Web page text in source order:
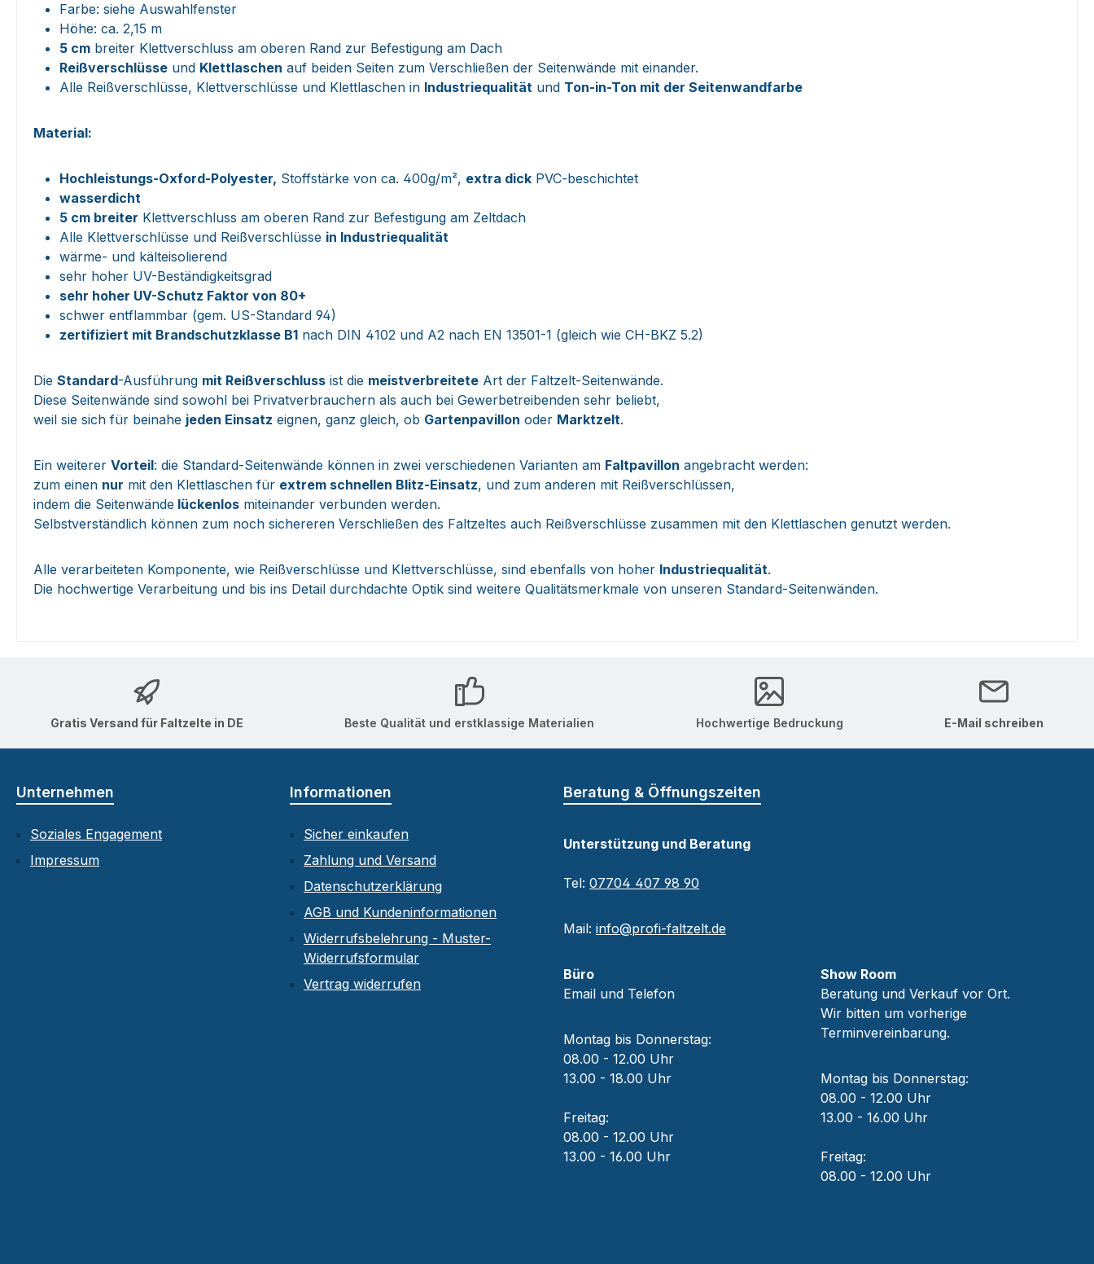
Farbe: siehe Auswahlfenster
Höhe: ca. 2,15 m
5 cm breiter Klettverschluss am oberen Rand zur Befestigung am Dach
Reißverschlüsse und Klettlaschen auf beiden Seiten zum Verschließen der Seitenwände mit einander.
Alle Reißverschlüsse, Klettverschlüsse und Klettlaschen in Industriequalität und Ton-in-Ton mit der Seitenwandfarbe
Material:
Hochleistungs-Oxford-Polyester, Stoffstärke von ca. 400g/m², extra dick PVC-beschichtet
wasserdicht
5 cm breiter Klettverschluss am oberen Rand zur Befestigung am Zeltdach
Alle Klettverschlüsse und Reißverschlüsse in Industriequalität
wärme- und kälteisolierend
sehr hoher UV-Beständigkeitsgrad
sehr hoher UV-Schutz Faktor von 80+
schwer entflammbar (gem. US-Standard 94)
zertifiziert mit Brandschutzklasse B1 nach DIN 4102 und A2 nach EN 13501-1 (gleich wie CH-BKZ 5.2)
Die Standard-Ausführung mit Reißverschluss ist die meistverbreitete Art der Faltzelt-Seitenwände.
Diese Seitenwände sind sowohl bei Privatverbrauchern als auch bei Gewerbetreibenden sehr beliebt,
weil sie sich für beinahe jeden Einsatz eignen, ganz gleich, ob Gartenpavillon oder Marktzelt.
Ein weiterer Vorteil: die Standard-Seitenwände können in zwei verschiedenen Varianten am Faltpavillon angebracht werden:
zum einen nur mit den Klettlaschen für extrem schnellen Blitz-Einsatz, und zum anderen mit Reißverschlüssen,
indem die Seitenwände lückenlos miteinander verbunden werden.
Selbstverständlich können zum noch sichereren Verschließen des Faltzeltes auch Reißverschlüsse zusammen mit den Klettlaschen genutzt werden.
Alle verarbeiteten Komponente, wie Reißverschlüsse und Klettverschlüsse, sind ebenfalls von hoher Industriequalität.
Die hochwertige Verarbeitung und bis ins Detail durchdachte Optik sind weitere Qualitätsmerkmale von unseren Standard-Seitenwänden.
Gratis Versand für Faltzelte in DE Beste Qualität und erstklassige Materialien Hochwertige Bedruckung E-Mail schreiben
Beratung & Öffnungszeiten
Unterstützung und Beratung
Tel: 07704 407 98 90
Mail: info@profi-faltzelt.de
Büro
Email und Telefon
Montag bis Donnerstag:
08.00 - 12.00 Uhr
13.00 - 18.00 Uhr
Freitag:
08.00 - 12.00 Uhr
13.00 - 16.00 Uhr
Show Room
Beratung und Verkauf vor Ort.
Wir bitten um vorherige
Terminvereinbarung.
Montag bis Donnerstag:
08.00 - 12.00 Uhr
13.00 - 16.00 Uhr
Freitag:
08.00 - 12.00 Uhr
Unternehmen
Soziales Engagement
Impressum
Informationen
Sicher einkaufen
Zahlung und Versand
Datenschutzerklärung
AGB und Kundeninformationen
Widerrufsbelehrung - Muster-
Widerrufsformular
Vertrag widerrufen